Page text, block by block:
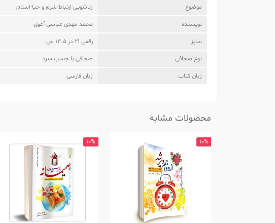
موضوع زناشویی-ارتباط-شرم و حیا-اسلام
نویسنده محمد مهدی عباسی آغوی
سایز رقعی 21 در 14.5 س
نوع صحافی صحافی با چسب سرد
زبان کتاب زبان فارسی
محصولات مشابه
10%
10%